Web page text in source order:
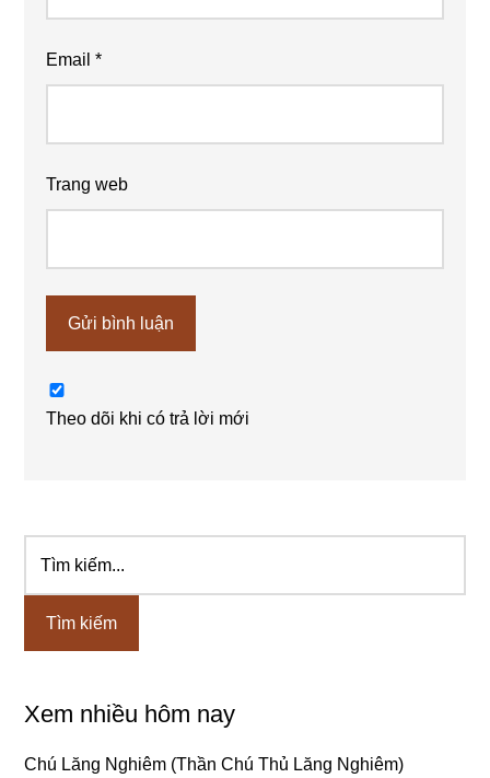
Email*
Trang web
Theo dõi khi có trả lời mới
Sidebar
chính
kiếm...
Xem nhiều hôm nay
Chú Lăng Nghiêm (Thần Chú Thủ Lăng Nghiêm)